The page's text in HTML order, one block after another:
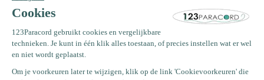
100% de goedkoopste
Gratis verzending binnen NL vanaf € 65,00!
Productomschrijving